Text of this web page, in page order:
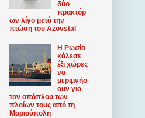
δύο
πρακτόρ
ων λίγο μετά την
πτώση του Azovstal
Η Ρωσία
κάλεσε
έξι χώρες
να
μεριμνήσ
ουν για
τον απόπλου των
πλοίων τους από τη
Μαριούπολη